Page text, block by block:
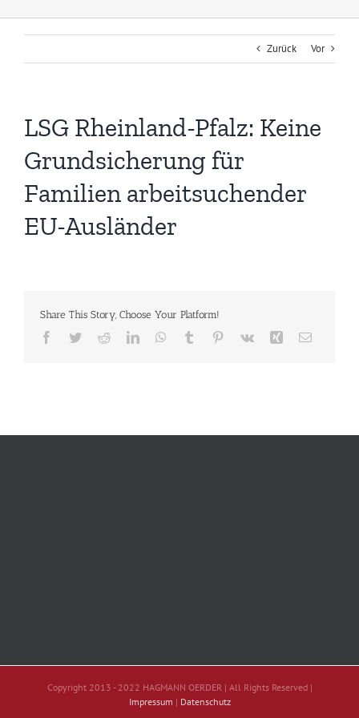
Zurück Vor
LSG Rheinland-Pfalz: Keine
Grundsicherung für
Familien arbeitsuchender
EU-Ausländer
Share This Story, Choose Your Platform!
Facebook
TwitterRedditLinkedInWhatsApp
Tumblr Pinterest
Vk Xing E-
Copyright 2013 - 2022 HAGMANN OERDER | All Rights Reserved |
Impressum | Datenschutz